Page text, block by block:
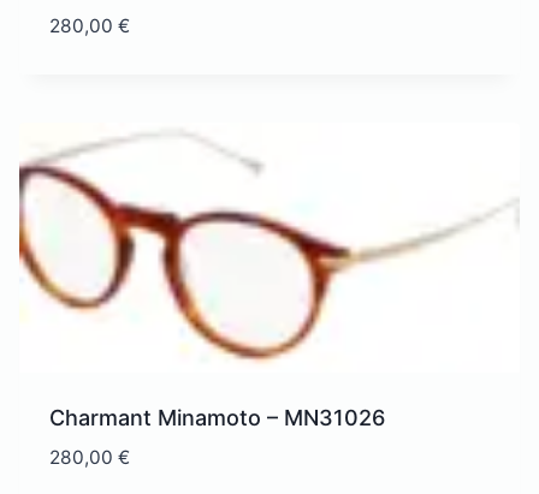
280,00€
Charmant Minamoto – MN31026
280,00€